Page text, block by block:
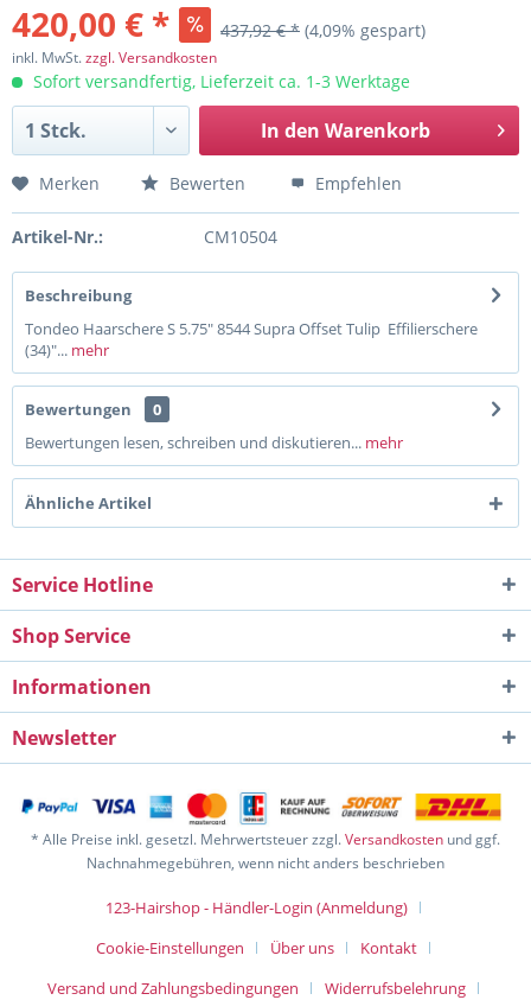
420,00 € * 437,92 € * (4,09% gespart)
inkl. MwSt.zzgl. Versandkosten
Sofort versandfertig, Lieferzeit ca. 1-3 Werktage
In den Warenkorb
Merken Bewerten Empfehlen
Artikel-Nr.: CM10504
Beschreibung
Tondeo Haarschere S 5.75" 8544 Supra Offset Tulip Effilierschere
(34)"... mehr
Bewertungen
0
Bewertungen lesen, schreiben und diskutieren... mehr
Ähnliche Artikel
Service Hotline
Shop Service
Informationen
Newsletter
* Alle Preise inkl. gesetzl. Mehrwertsteuer zzgl.Versandkosten und ggf.
Nachnahmegebühren, wenn nicht anders beschrieben
123-Hairshop - Händler-Login (Anmeldung)
Cookie-Einstellungen
Über uns
Kontakt
Versand und Zahlungsbedingungen
Widerrufsbelehrung